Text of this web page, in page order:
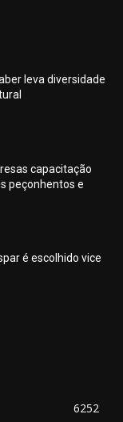
leva diversidade
capacitação
peçonhentos e
é escolhido vice
6252